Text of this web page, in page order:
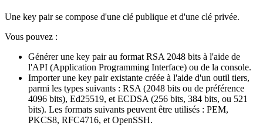
Une key pair se compose d'une clé publique et d'une clé privée.
Vous pouvez :
Générer une key pair au format RSA 2048 bits à l'aide de
l'API (Application Programming Interface) ou de la console.
Importer une key pair existante créée à l'aide d'un outil tiers,
parmi les types suivants : RSA (2048 bits ou de préférence
4096 bits), Ed25519, et ECDSA (256 bits, 384 bits, ou 521
bits). Les formats suivants peuvent être utilisés : PEM,
PKCS8, RFC4716, et OpenSSH.